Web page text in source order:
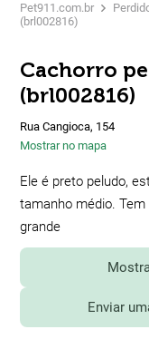
Pet911.com.br
(brl002816)
Cachorro
(brl002816)
Rua Cangioca, 154
Mostrar no mapa
Ele é preto peludo,
tamanho médio.
grande
Enviar